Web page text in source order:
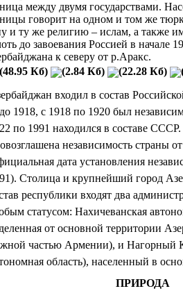
между двумя государствами.
говорит на одном и том же
и ту же религию – ислам, а также
до завоевания Россией в начале
к северу от р.Аракс.
(48.95 Кб)
(2.84 Кб) (22.28 Кб)
входил в состав
1918, с 1918 по 1920 был
по 1991 находился в составе
независимость страны
дата установления
Столица и крупнейший город
республики входят два
статусом: Нахичеванская
от основной территории
частью Армении), и Нагорный
область), населенный в
ПРИРОДА